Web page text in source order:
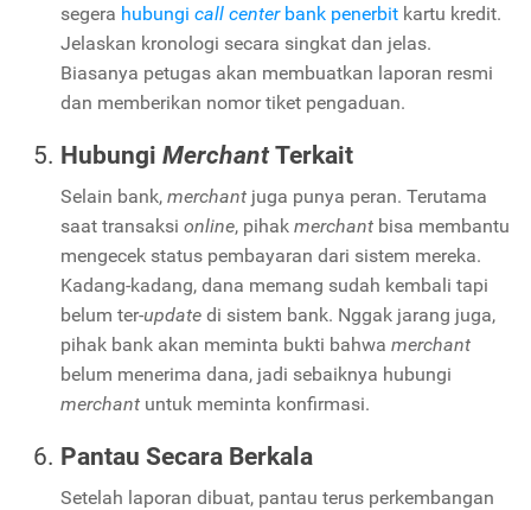
segera hubungi call centerbank penerbit kartu kredit.
Jelaskan kronologi secara singkat dan jelas.
Biasanya petugas akan membuatkan laporan resmi
dan memberikan nomor tiket pengaduan.
Hubungi MerchantTerkait
Selain bank, merchant juga punya peran. Terutama
saat transaksi online, pihak merchant bisa membantu
mengecek status pembayaran dari sistem mereka.
Kadang-kadang, dana memang sudah kembali tapi
belum ter-update di sistem bank. Nggak jarang juga,
pihak bank akan meminta bukti bahwa merchant
belum menerima dana, jadi sebaiknya hubungi
merchant untuk meminta konfirmasi.
Pantau Secara Berkala
Setelah laporan dibuat, pantau terus perkembangan